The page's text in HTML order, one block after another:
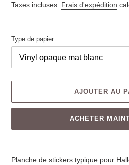
Taxes incluses. Frais d'expédition
Type de papier
AJOUTER AU
ACHETER
Planche de stickers typique pour